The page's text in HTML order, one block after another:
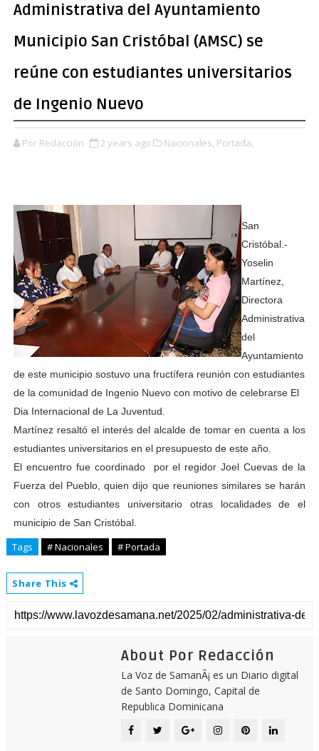
Administrativa del Ayuntamiento
Municipio San Cristóbal (AMSC) se
reúne con estudiantes universitarios
de Ingenio Nuevo
Por Redacción 2 years ago Nacionales, Portada,
San
Cristóbal.-
Yoselin
Martínez,
Directora
Administrativa
del
Ayuntamiento
de este municipio sostuvo una fructífera reunión con estudiantes
de la comunidad de Ingenio Nuevo con motivo de celebrarse El
Dia Internacional de La Juventud.
Martínez resaltó el interés del alcalde de tomar en cuenta a los
estudiantes universitarios en el presupuesto de este año.
El encuentro fue coordinado por el regidor Joel Cuevas de la
Fuerza del Pueblo, quien dijo que reuniones similares se harán
con otros estudiantes universitario otras localidades de el
municipio de San Cristóbal.
Tags # Nacionales # Portada
Share This
About Por Redacción
La Voz de SamanÃ¡ es un Diario digital
de Santo Domingo, Capital de
Republica Dominicana